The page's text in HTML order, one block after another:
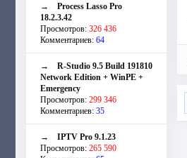
→ Process Lasso Pro
18.2.3.42
Просмотров: 326 436
Комментариев: 64
→ R-Studio 9.5 Build 191810
Network Edition + WinPE +
Emergency
Просмотров: 299 346
Комментариев: 35
→ IPTV Pro 9.1.23
Просмотров: 265 590